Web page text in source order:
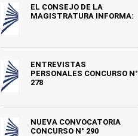
EL CONSEJO DE LA
MAGISTRATURA INFORMA:
ENTREVISTAS
PERSONALES CONCURSO N°
278
NUEVA CONVOCATORIA
CONCURSO N° 290